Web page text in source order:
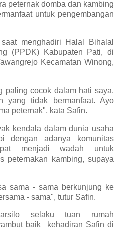
peternak domba dan kambing
untuk pengembangan
menghadiri Halal Bihalal
(PPDK) Kabupaten Pati, di
Kecamatan Winong,
paling cocok dalam hati saya.
yang tidak bermanfaat. Ayo
peternak", kata Safin.
kendala dalam dunia usaha
dengan adanya komunitas
menjadi wadah untuk
peternakan kambing, supaya
sama - sama berkunjung ke
- sama", tutur Safin.
selaku tuan rumah
baik kehadiran Safin di